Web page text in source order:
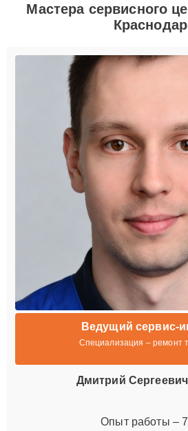
Мастера сервисного
Ведущий сервис-
Специализация – ремонт
Дмитрий
Опыт работы –